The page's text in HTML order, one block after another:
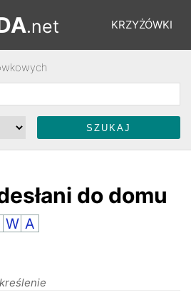
KRZYŻÓWKI
ŁAMIGŁÓWKI
.net
do domu
W A